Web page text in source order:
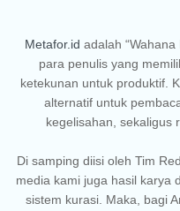
Metafor.id adalah
para penulis yang
ketekunan untuk produktif.
alternatif untuk
kegelisahan, sekaligus
Di samping diisi oleh Tim
media kami juga hasil karya
sistem kurasi. Maka, bagi